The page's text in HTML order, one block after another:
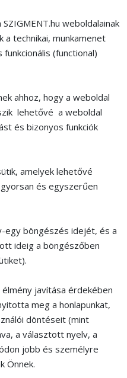
weboldalainak
a technikai, munkamenet
(functional)
ahhoz, hogy a weboldal
lehetővé a weboldal
és bizonyos funkciók
amelyek lehetővé
és egyszerűen
egy böngészés idejét, és a
ideig a böngészőben
élmény javítása érdekében
meg a honlapunkat,
döntéseit (mint
a választott nyelv, a
jobb és személyre
Önnek.